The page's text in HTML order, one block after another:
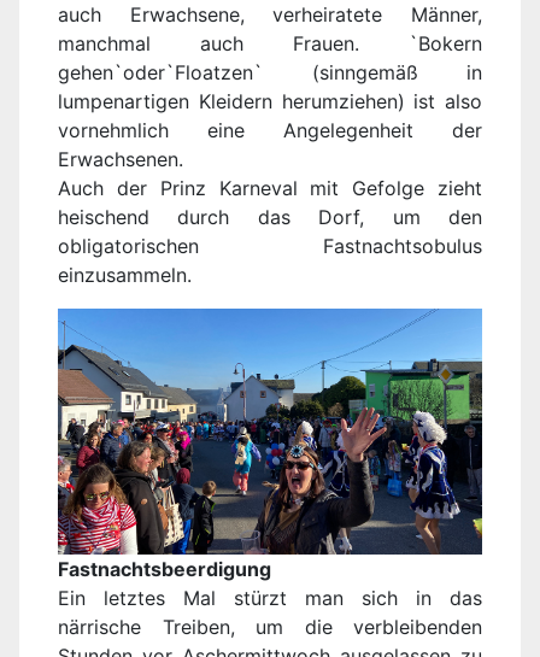
auch Erwachsene, verheiratete Männer,
manchmal auch Frauen. `Bokern
gehen`oder`Floatzen` (sinngemäß in
lumpenartigen Kleidern herumziehen) ist also
vornehmlich eine Angelegenheit der
Erwachsenen.
Auch der Prinz Karneval mit Gefolge zieht
heischend durch das Dorf, um den
obligatorischen Fastnachtsobulus
einzusammeln.
Fastnachtsbeerdigung
Ein letztes Mal stürzt man sich in das
närrische Treiben, um die verbleibenden